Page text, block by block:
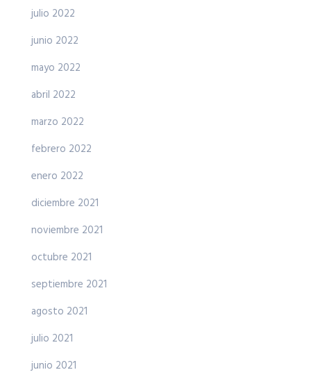
julio 2022
junio 2022
mayo 2022
abril 2022
marzo 2022
febrero 2022
enero 2022
diciembre 2021
noviembre 2021
octubre 2021
septiembre 2021
agosto 2021
julio 2021
junio 2021